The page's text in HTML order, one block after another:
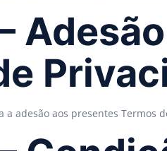
adesão aos presentes Termos